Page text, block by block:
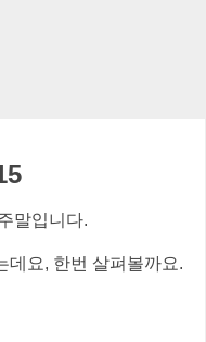
말입니다.
데요, 한번 살펴볼까요.